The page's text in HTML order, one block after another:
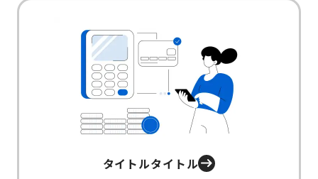
タイトルタイトル